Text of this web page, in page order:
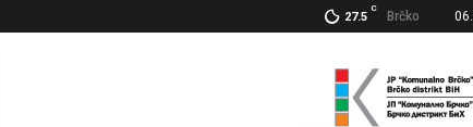
27.5
C
Brčko